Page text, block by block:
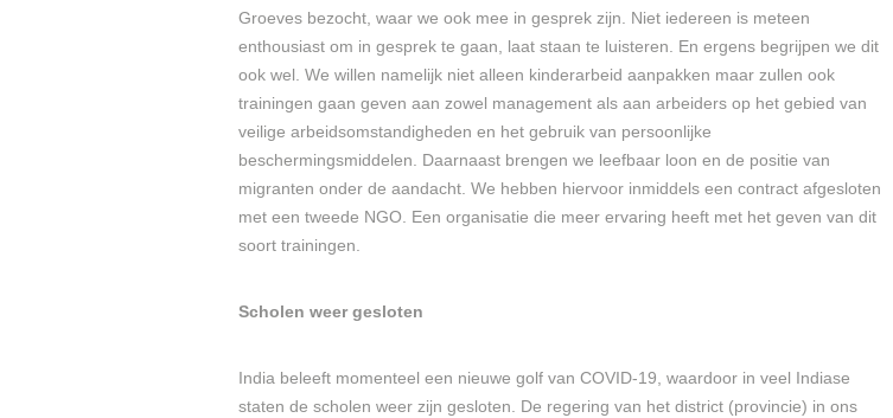
Groeves bezocht, waar we ook mee in gesprek zijn. Niet iedereen is meteen
enthousiast om in gesprek te gaan, laat staan te luisteren. En ergens begrijpen we dit
ook wel. We willen namelijk niet alleen kinderarbeid aanpakken maar zullen ook
trainingen gaan geven aan zowel management als aan arbeiders op het gebied van
veilige arbeidsomstandigheden en het gebruik van persoonlijke
beschermingsmiddelen. Daarnaast brengen we leefbaar loon en de positie van
migranten onder de aandacht. We hebben hiervoor inmiddels een contract afgesloten
met een tweede NGO. Een organisatie die meer ervaring heeft met het geven van dit
soort trainingen.
Scholen weer gesloten
India beleeft momenteel een nieuwe golf van COVID-19, waardoor in veel Indiase
staten de scholen weer zijn gesloten. De regering van het district (provincie) in ons